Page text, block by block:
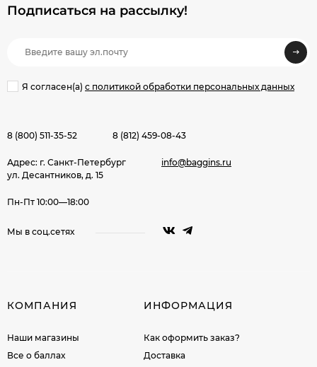
Подписаться на рассылкy!
Я согласен(a) с политикой обработки персональных данных
8 (800) 511-35-52 8 (812) 459-08-43
Адрес: г. Санкт-Петербург
ул. Десантников, д. 15
info@baggins.ru
Пн-Пт 10:00—18:00
Мы в соц.сетях
КОМПАНИЯ
Наши магазины
Все о баллах
ИНФОРМАЦИЯ
Как оформить заказ?
Доставка